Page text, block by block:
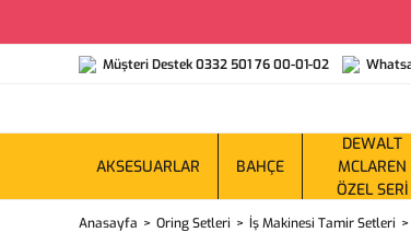
Müşteri Destek 0332 501 76 00-01-02
AKSESUARLAR BAHÇE
DEWALT
MCLAREN
ÖZEL SERI
Anasayfa Oring Setleri İş Makinesi Tamir Setleri